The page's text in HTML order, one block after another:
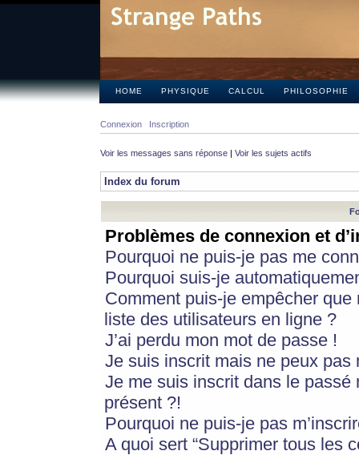
HOME PHYSIQUE CALCUL PHILOSOPHIE
Connexion Inscription
Voir les messages sans réponse | Voir les sujets actifs
Index du forum
Problèmes de connexion et
Pourquoi ne puis-je pas me
Pourquoi suis-je
Comment puis-je empêcher
liste des utilisateurs en ligne ?
J’ai perdu mon mot de passe !
Je suis inscrit mais ne peux pas
Je me suis inscrit dans le
présent ?!
Pourquoi ne puis-je pas
A quoi sert “Supprimer tous les